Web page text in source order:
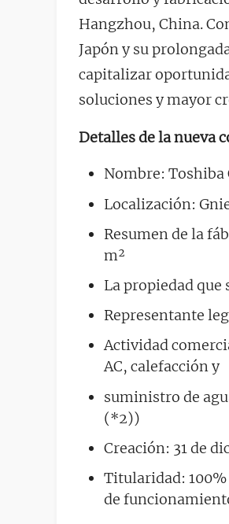
Hangzhou, China.
Japón y su
capitalizar
soluciones y mayor
Detalles de la nueva
Nombre:
Localización:
Resumen de la
m²
La propiedad que
Representante
Actividad
AC, calefacción y
suministro de
(*2))
Creación: 31 de
Titularidad:
de